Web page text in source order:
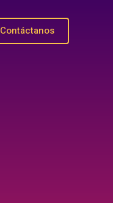
Contáctanos